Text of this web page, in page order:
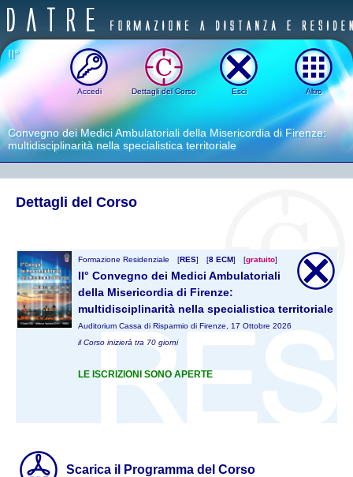
Accedi Dettagli del Corso Esci Altro
II°
Convegno dei Medici Ambulatoriali della Misericordia di Firenze:
multidisciplinarità nella specialistica territoriale
Dettagli del Corso
Formazione Residenziale [RES] [8 ECM] [gratuito]
II° Convegno dei Medici Ambulatoriali
della Misericordia di Firenze:
multidisciplinarità nella specialistica territoriale
Auditorium Cassa di Risparmio di Firenze, 17 Ottobre 2026
il Corso inizierà tra 70 giorni
LE ISCRIZIONI SONO APERTE
Scarica il Programma del Corso